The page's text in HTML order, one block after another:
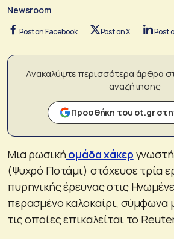
Newsroom
Post on Facebook Post on X Post
Ανακαλύψτε περισσότερα άρθρα
αναζήτησης
Προσθήκη του ot.gr
Μια ρωσικήομάδα χάκερ
(Ψυχρό Ποτάμι) στόχευσε τρία
πυρηνικής έρευνας στις
περασμένο καλοκαίρι, σύμφωνα
τις οποίες επικαλείται το